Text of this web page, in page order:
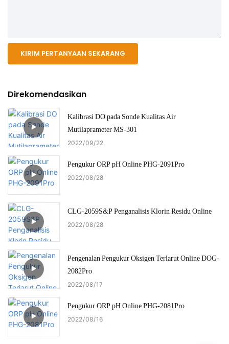
KIRIM PERTANYAAN SEKARANG
Direkomendasikan
Kalibrasi DO pada Sonde Kualitas Air
Mutilaprameter MS-301
2022 09 22
Pengukur ORP pH Online PHG-2091Pro
2022 08 28
CLG-2059S&P Penganalisis Klorin Residu Online
2022 08 28
Pengenalan Pengukur Oksigen Terlarut Online DOG-
2082Pro
2022 08 17
Pengukur ORP pH Online PHG-2081Pro
2022 08 16